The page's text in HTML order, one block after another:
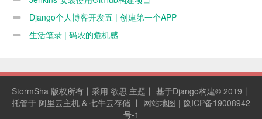
Django个人博客开发五 | 创建第一个APP
生活笔录 | 码农的危机感
StormSha 版权所有丨采用 欲思 主题丨 基于Django构建© 2019丨
托管于 阿里云主机 & 七牛云存储 丨 网站地图 | 豫ICP备19008942
号-1